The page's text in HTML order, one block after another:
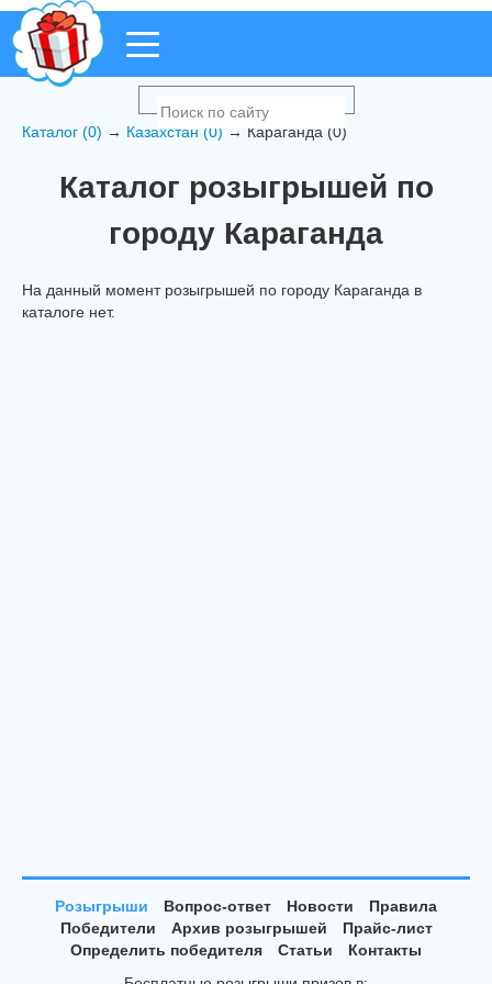
Каталог (0) → Казахстан (0) → Караганда (0)
Каталог розыгрышей по
городу Караганда
На данный момент розыгрышей по городу Караганда в
каталоге нет.
Розыгрыши Вопрос-ответ Новости
Правила
Победители
Архив розыгрышей
Прайс-лист
Определить победителя
Статьи
Контакты